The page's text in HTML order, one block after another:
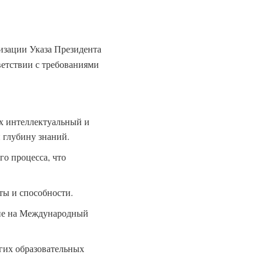
Указа Президента
с требованиями
и
знаний.
процесса, что
и способности.
на Международный
образовательных